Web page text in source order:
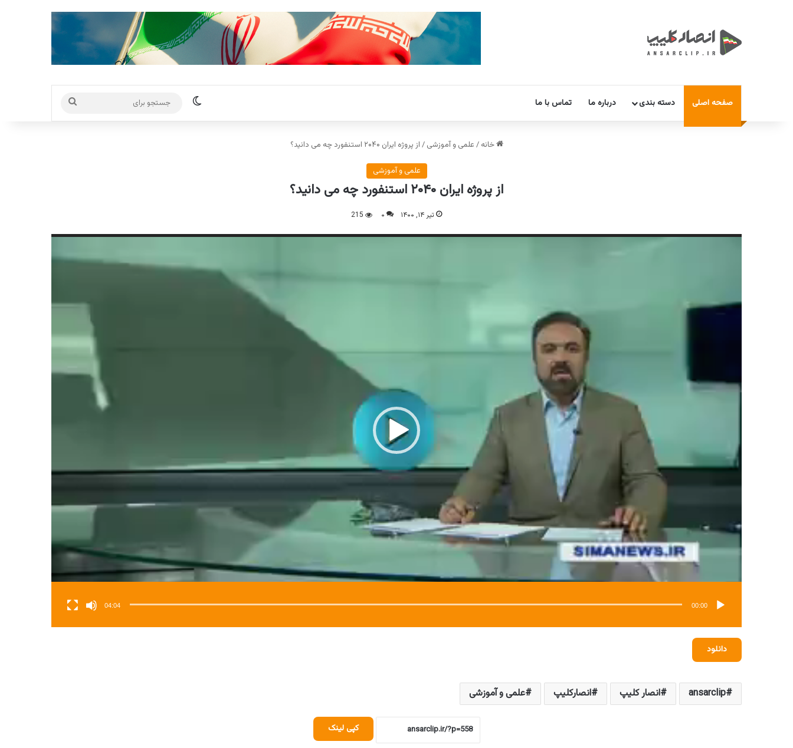
صفحه اصلی دسته بندی درباره ما تماس با ما تغییر پوسته
برای
خانه / علمی و آموزشی / از پروژه ایران ۲۰۴۰ استنفورد چه می دانید؟
علمی و آموزشی
از پروژه ایران ۲۰۴۰ استنفورد چه می دانید؟
تیر ۱۴, ۱۴۰۰ ۰ 215
نمایشگر
00:00
04:04
دانلود
ansarclip انصار کلیپ انصارکلیپ علمی و آموزشی
کپی لینک